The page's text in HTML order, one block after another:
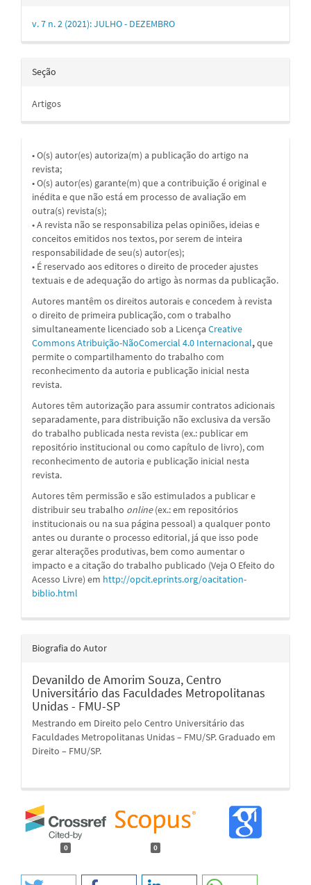
v. 7 n. 2 (2021): JULHO - DEZEMBRO
Seção
Artigos
• O(s) autor(es) autoriza(m) a publicação do artigo na
revista;
• O(s) autor(es) garante(m) que a contribuição é original e
inédita e que não está em processo de avaliação em
outra(s) revista(s);
• A revista não se responsabiliza pelas opiniões, ideias e
conceitos emitidos nos textos, por serem de inteira
responsabilidade de seu(s) autor(es);
• É reservado aos editores o direito de proceder ajustes
textuais e de adequação do artigo às normas da publicação.
Autores mantêm os direitos autorais e concedem à revista
o direito de primeira publicação, com o trabalho
simultaneamente licenciado sob a Licença Creative
Commons Atribuição-NãoComercial 4.0 Internacional,que
permite o compartilhamento do trabalho com
reconhecimento da autoria e publicação inicial nesta
revista.
Autores têm autorização para assumir contratos adicionais
separadamente, para distribuição não exclusiva da versão
do trabalho publicada nesta revista (ex.: publicar em
repositório institucional ou como capítulo de livro), com
reconhecimento de autoria e publicação inicial nesta
revista.
Autores têm permissão e são estimulados a publicar e
distribuir seu trabalho online(ex.: em repositórios
institucionais ou na sua página pessoal) a qualquer ponto
antes ou durante o processo editorial, já que isso pode
gerar alterações produtivas, bem como aumentar o
impacto e a citação do trabalho publicado (Veja O Efeito do
Acesso Livre) em http://opcit.eprints.org/oacitation-
biblio.html
Biografia do Autor
Devanildo de Amorim Souza, Centro
Universitário das Faculdades Metropolitanas
Unidas - FMU-SP
Mestrando em Direito pelo Centro Universitário das
Faculdades Metropolitanas Unidas – FMU/SP. Graduado em
Direito – FMU/SP.
0 0